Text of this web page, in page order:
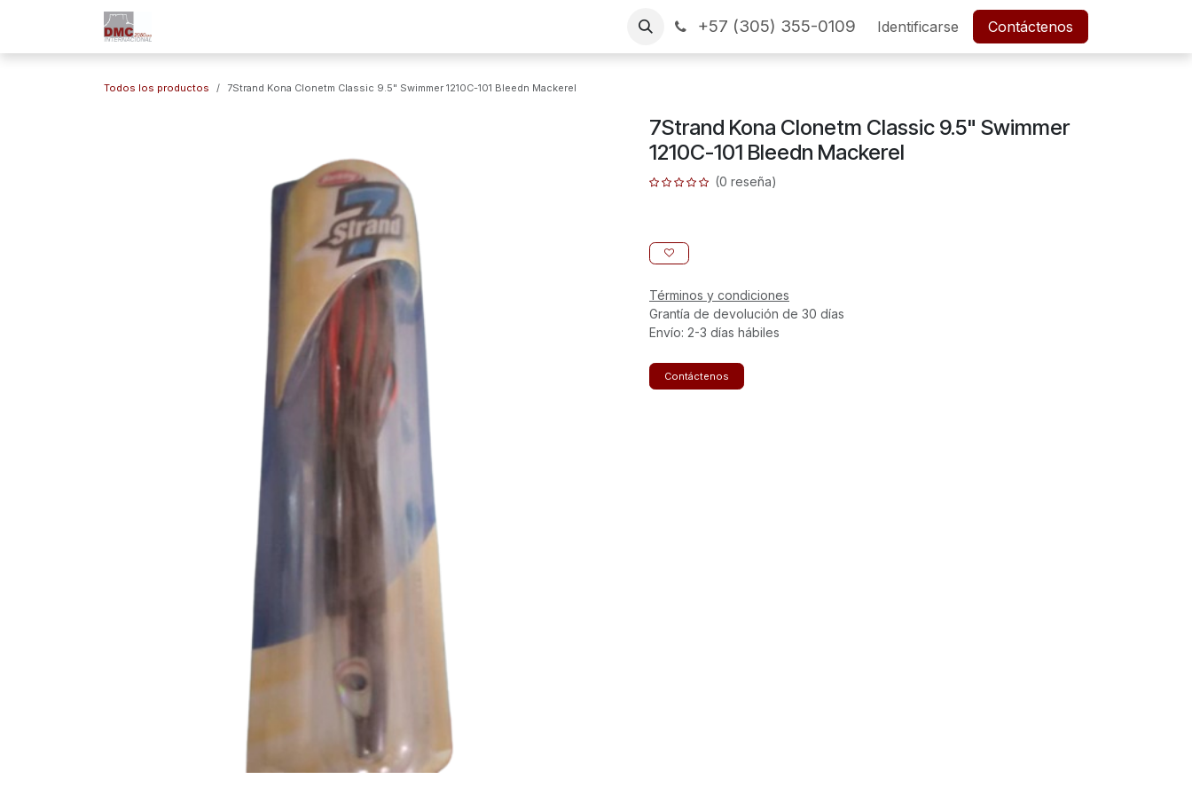
CONTÁCTENOS Financiamiento SERVICIO POSTVENTA Empleos
+57 (305) 355-0109 Identificarse Contáctenos
Todos los productos 7Strand Kona Clonetm Classic 9.5" Swimmer 1210C-101 Bleedn Mackerel
7Strand Kona Clonetm Classic 9.5" Swimmer
1210C-101 Bleedn Mackerel
(0 reseña)
Términos y condiciones
Grantía de devolución de 30 días
Envío: 2-3 días hábiles
Contáctenos